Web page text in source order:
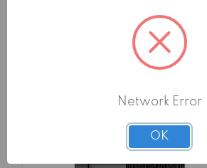
Network Error
OK